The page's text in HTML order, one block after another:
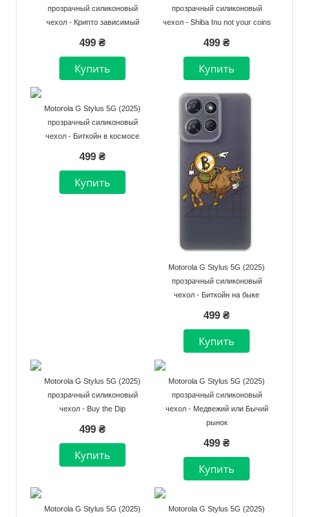
прозрачный силиконовый
чехол - Крипто зависимый
499 ₴
прозрачный силиконовый
чехол - Shiba Inu not your coins
499 ₴
Motorola G Stylus 5G (2025)
прозрачный силиконовый
чехол - Биткойн в космосе
499 ₴
Motorola G Stylus 5G (2025)
прозрачный силиконовый
чехол - Биткойн на быке
499 ₴
Motorola G Stylus 5G (2025)
прозрачный силиконовый
чехол - Buy the Dip
499 ₴
Motorola G Stylus 5G (2025)
прозрачный силиконовый
чехол - Медвежий или Бычий
рынок
499 ₴
Motorola G Stylus 5G (2025)
Motorola G Stylus 5G (2025)